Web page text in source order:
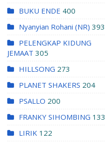
BUKU ENDE 400
Nyanyian Rohani (NR) 393
PELENGKAP KIDUNG
JEMAAT 305
HILLSONG 273
PLANET SHAKERS 204
PSALLO 200
FRANKY SIHOMBING 133
LIRIK 122